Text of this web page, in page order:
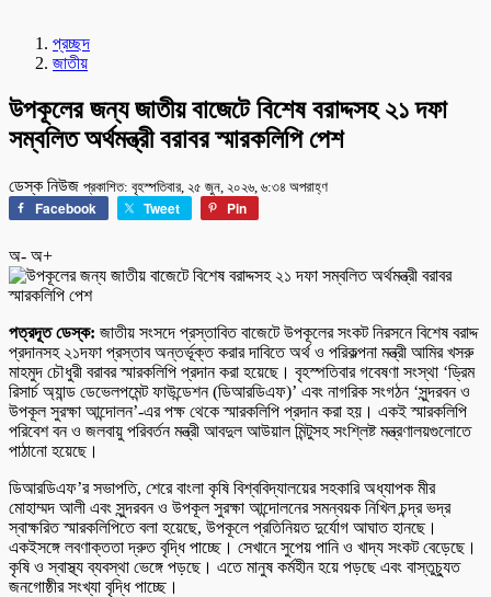
প্রচ্ছদ
জাতীয়
উপকূলের জন্য জাতীয় বাজেটে বিশেষ বরাদ্দসহ ২১ দফা
সম্বলিত অর্থমন্ত্রী বরাবর স্মারকলিপি পেশ
ডেস্ক নিউজ প্রকাশিত: বৃহস্পতিবার, ২৫ জুন, ২০২৬, ৬:৩৪ অপরাহ্ণ
Facebook Tweet Pin
অ- অ+
পত্রদূত ডেস্ক: জাতীয় সংসদে প্রস্তাবিত বাজেটে উপকূলের সংকট নিরসনে বিশেষ বরাদ্দ
প্রদানসহ ২১দফা প্রস্তাব অন্তর্ভূক্ত করার দাবিতে অর্থ ও পরিকল্পনা মন্ত্রী আমির খসরু
মাহমুদ চৌধুরী বরাবর স্মারকলিপি প্রদান করা হয়েছে। বৃহস্পতিবার গবেষণা সংস্থা ‘ড্রিম
রিসার্চ অ্যান্ড ডেভেলপমেন্ট ফাউন্ডেশন (ডিআরডিএফ)’ এবং নাগরিক সংগঠন ‘সুন্দরবন ও
উপকূল সুরক্ষা আন্দোলন’-এর পক্ষ থেকে স্মারকলিপি প্রদান করা হয়। একই স্মারকলিপি
পরিবেশ বন ও জলবায়ু পরিবর্তন মন্ত্রী আবদুল আউয়াল মিন্টুসহ সংশ্লিষ্ট মন্ত্রণালয়গুলোতে
পাঠানো হয়েছে।
ডিআরডিএফ’র সভাপতি, শেরে বাংলা কৃষি বিশ্ববিদ্যালয়ের সহকারি অধ্যাপক মীর
মোহাম্মদ আলী এবং সুন্দরবন ও উপকূল সুরক্ষা আন্দোলনের সমন্বয়ক নিখিল চন্দ্র ভদ্র
স্বাক্ষরিত স্মারকলিপিতে বলা হয়েছে, উপকূলে প্রতিনিয়ত দুর্যোগ আঘাত হানছে।
একইসঙ্গে লবণাক্ততা দ্রুত বৃদ্ধি পাচ্ছে। সেখানে সুপেয় পানি ও খাদ্য সংকট বেড়েছে।
কৃষি ও স্বাস্থ্য ব্যবস্থা ভেঙ্গে পড়ছে। এতে মানুষ কর্মহীন হয়ে পড়ছে এবং বাস্তুচ্যুত
জনগোষ্ঠীর সংখ্যা বৃদ্ধি পাচ্ছে।